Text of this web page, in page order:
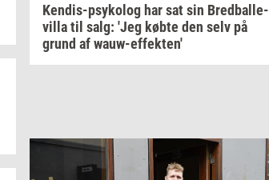
Kendis-psykolog har sat sin Bredballe-
villa til salg: 'Jeg købte den selv på
grund af wauw-effekten'